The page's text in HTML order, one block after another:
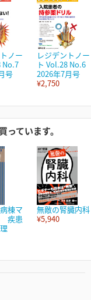
ノー
No.7
号
レジデントノー
ト Vol.28 No.6
2026年7月号
¥2,750
ています。
棟マ
疾患
無敵の腎臓内科
¥5,940